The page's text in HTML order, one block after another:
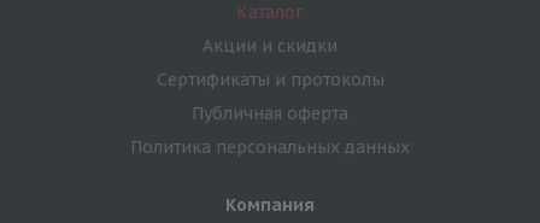
Каталог
Акции и скидки
Сертификаты и протоколы
Публичная оферта
Политика персональных данных
Компания